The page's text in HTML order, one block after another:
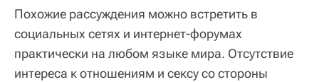
Похожие рассуждения можно встретить в
социальных сетях и интернет-форумах
практически на любом языке мира. Отсутствие
интереса к отношениям и сексу со стороны